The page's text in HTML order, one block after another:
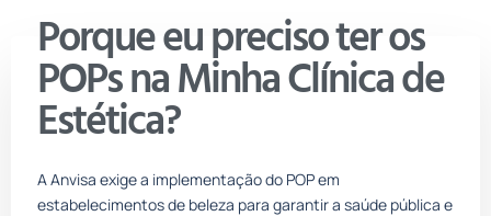
Porque eu preciso ter os
POPs na Minha Clínica de
Estética?
A Anvisa exige a implementação do POP em
estabelecimentos de beleza para garantir a saúde pública e